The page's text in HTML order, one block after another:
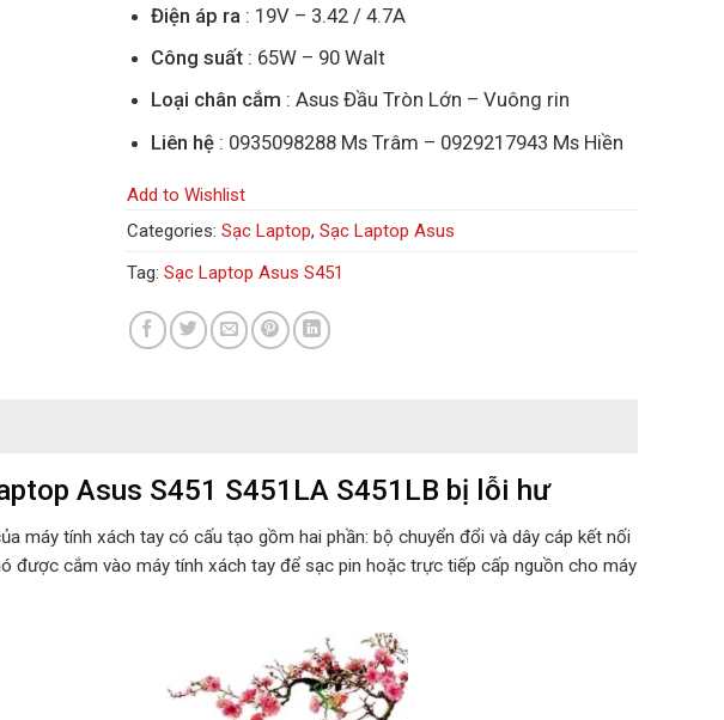
Điện áp ra: 19V – 3.42 / 4.7A
Công suất: 65W – 90 Walt
Loại chân cắm : Asus Đầu Tròn Lớn – Vuông rin
Liên hệ: 0935098288 Ms Trâm – 0929217943 Ms Hiền
Add to Wishlist
Categories: Sạc Laptop, Sạc Laptop Asus
Tag: Sạc Laptop Asus S451
Asus S451 S451LA S451LB bị lỗi hư
máy tính xách tay có cấu tạo gồm hai phần: bộ chuyển đổi và dây cáp kết nối
được cắm vào máy tính xách tay để sạc pin hoặc trực tiếp cấp nguồn cho máy